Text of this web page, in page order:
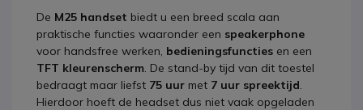
De M25 handset biedt u een breed scala aan
praktische functies waaronder een speakerphone
voor handsfree werken, bedieningsfuncties en een
TFT kleurenscherm. De stand-by tijd van dit toestel
bedraagt maar liefst 75 uur met 7 uur spreektijd.
Hierdoor hoeft de headset dus niet vaak opgeladen